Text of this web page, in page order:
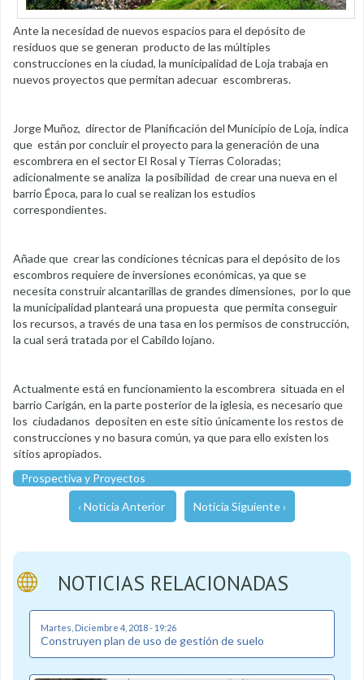
Ante la necesidad de nuevos espacios para el depósito de
residuos que se generan producto de las múltiples
construcciones en la ciudad, la municipalidad de Loja trabaja en
nuevos proyectos que permitan adecuar escombreras.
Jorge Muñoz, director de Planificación del Municipio de Loja, indica
que están por concluir el proyecto para la generación de una
escombrera en el sector El Rosal y Tierras Coloradas;
adicionalmente se analiza la posibilidad de crear una nueva en el
barrio Época, para lo cual se realizan los estudios
correspondientes.
Añade que crear las condiciones técnicas para el depósito de los
escombros requiere de inversiones económicas, ya que se
necesita construir alcantarillas de grandes dimensiones, por lo que
la municipalidad planteará una propuesta que permita conseguir
los recursos, a través de una tasa en los permisos de construcción,
la cual será tratada por el Cabildo lojano.
Actualmente está en funcionamiento la escombrera situada en el
barrio Carigán, en la parte posterior de la iglesia, es necesario que
los ciudadanos depositen en este sitio únicamente los restos de
construcciones y no basura común, ya que para ello existen los
sitios apropiados.
Prospectiva y Proyectos
‹ Noticia Anterior Noticia Siguiente ›
NOTICIAS RELACIONADAS
Martes, Diciembre 4, 2018 - 19:26
Construyen plan de uso de gestión de suelo